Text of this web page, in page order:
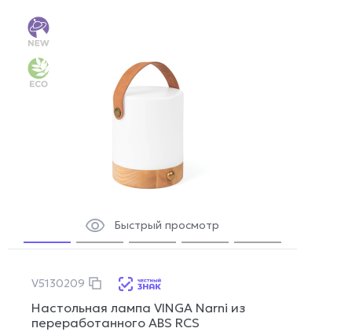
Быстрый просмотр
V5130209
Настольная лампа VINGA Narni из
переработанного ABS RCS